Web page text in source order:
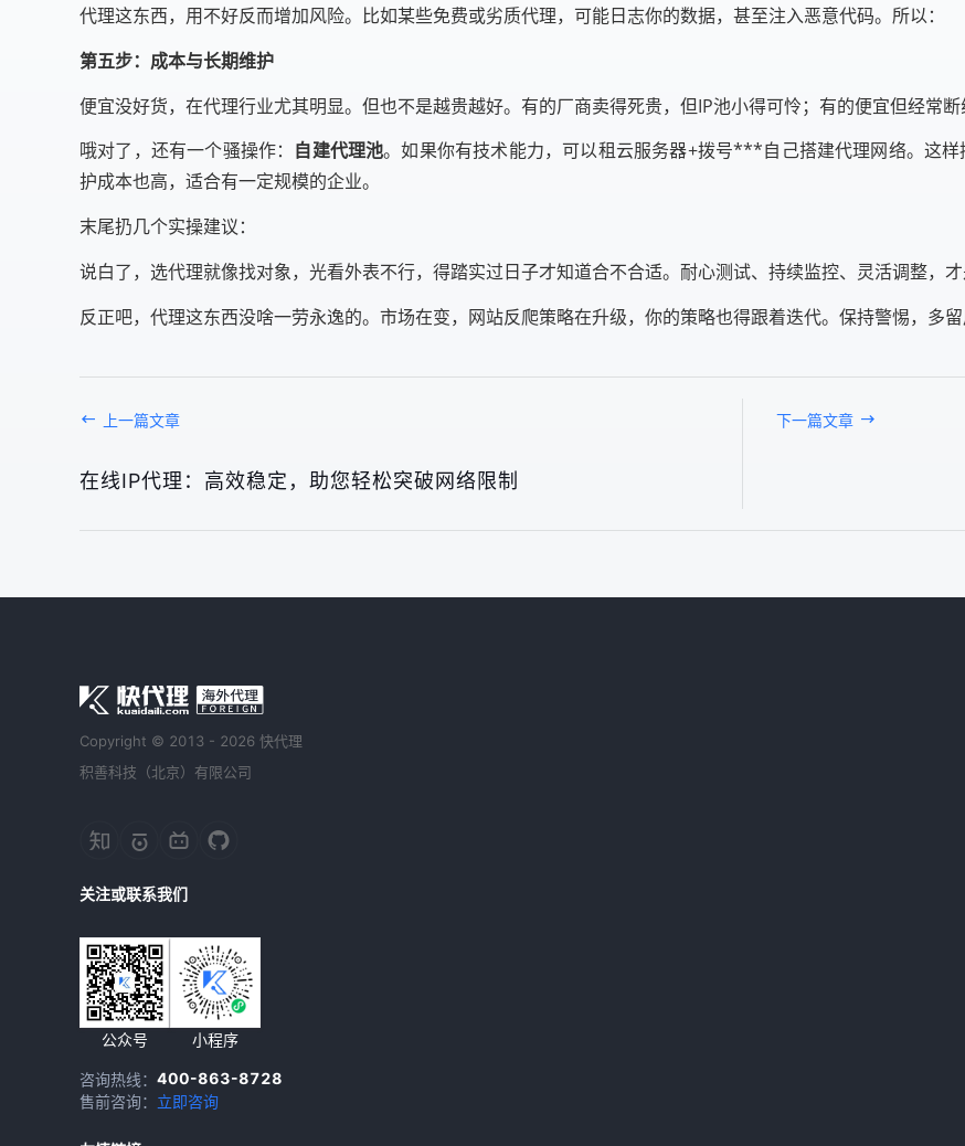
代理这东西，用不好反而增加风险。比如某些免费或劣质代理，可能日志你的数据，甚至注入恶意代码。所以：
第五步：成本与长期维护
便宜没好货，在代理行业尤其明显。但也不是越贵越好。有的厂商卖得死贵，但IP池小得可怜；有的便宜但经常断
哦对了，还有一个骚操作： 自建代理池。如果你有技术能力，可以租云服务器+拨号***自己搭建代理网络。这
护成本也高，适合有一定规模的企业。
末尾扔几个实操建议：
说白了，选代理就像找对象，光看外表不行，得踏实过日子才知道合不合适。耐心测试、持续监控、灵活调整，才
反正吧，代理这东西没啥一劳永逸的。市场在变，网站反爬策略在升级，你的策略也得跟着迭代。保持警惕，多留
上一篇文章
在线IP代理：高效稳定，助您轻松突破网络限制
下一篇文章
Copyright © 2013 - 2026 快代理
积善科技（北京）有限公司
关注或联系我们
公众号 小程序
咨询热线： 400-863-8728
售前咨询： 立即咨询